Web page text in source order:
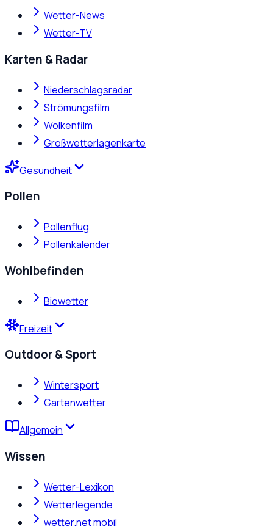
Wetter-News
Wetter-TV
Karten & Radar
Niederschlagsradar
Strömungsfilm
Wolkenfilm
Großwetterlagenkarte
Gesundheit
Pollen
Pollenflug
Pollenkalender
Wohlbefinden
Biowetter
Freizeit
Outdoor & Sport
Wintersport
Gartenwetter
Allgemein
Wissen
Wetter-Lexikon
Wetterlegende
wetter.net mobil